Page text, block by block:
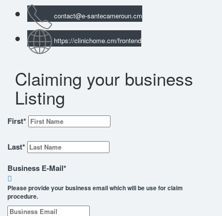
contact@e-santecameroun.cm
https://clinichome.cm/frontend
Claiming your business
Listing
First*
Last*
Business E-Mail*
Please provide your business email which will be use for claim
procedure.